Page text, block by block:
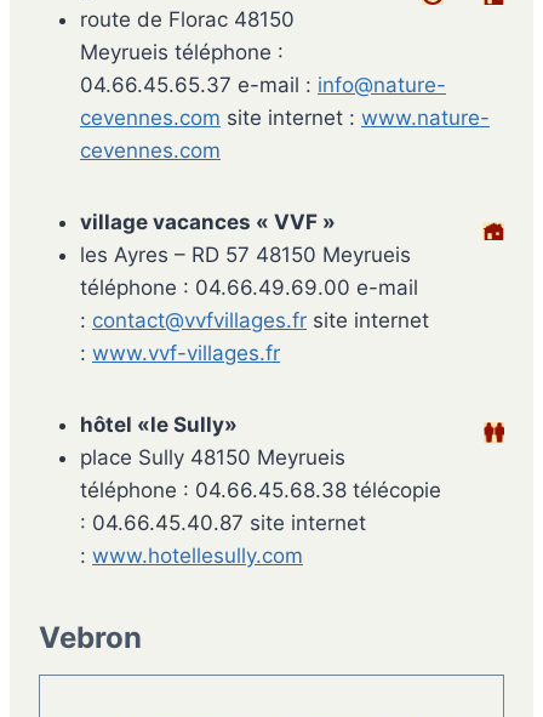
route de Florac 48150
Meyrueis téléphone :
04.66.45.65.37 e-mail : info@nature-
cevennes.com site internet : www.nature-
cevennes.com
village vacances « VVF »
les Ayres – RD 57 48150 Meyrueis
téléphone : 04.66.49.69.00 e-mail
: contact@vvfvillages.fr site internet
: www.vvf-villages.fr
hôtel «le Sully»
place Sully 48150 Meyrueis
téléphone : 04.66.45.68.38 télécopie
: 04.66.45.40.87 site internet
: www.hotellesully.com
Vebron